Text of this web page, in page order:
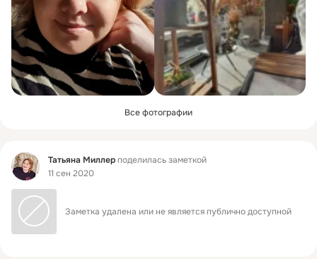
Все фотографии
Фид Татьяна Миллерподелилась заметкой
11 сен 2020
Заметка удалена или не является публично доступной